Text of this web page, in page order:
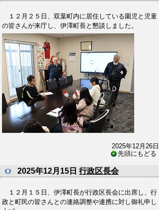
１２月２５日、双葉町内に居住している園児と児童
の皆さんが来庁し、伊澤町長と懇談しました。
2025年12月26日
先頭にもどる
2025年12月15日 行政区長会
１２月１５日、伊澤町長が行政区長会に出席し、行
政と町民の皆さんとの連絡調整や連携に対し御礼申し